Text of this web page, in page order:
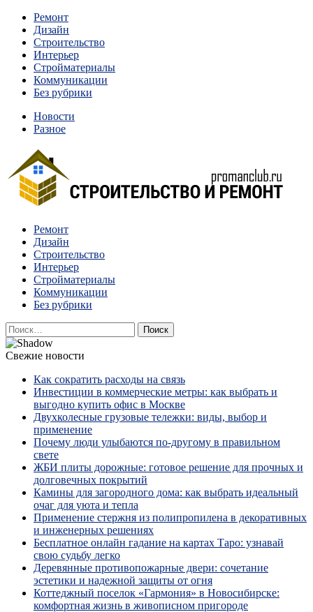
Перейти
содержимому
Ремонт
Дизайн
Строительство
Интерьер
Стройматериалы
Коммуникации
Без рубрики
Новости
Разное
Строительство и ремонт
Квартиры и дома, в которых живут разные люди, очень
отличаются между собой.
Ремонт
Дизайн
Строительство
Интерьер
Стройматериалы
Коммуникации
Без рубрики
Найти:
Свежие новости
Как сократить расходы на связь
Инвестиции в коммерческие метры: как выбрать и
выгодно купить офис в Москве
Двухколесные грузовые тележки: виды, выбор и
применение
Почему люди улыбаются по‑другому в правильном
свете
ЖБИ плиты дорожные: готовое решение для прочных и
долговечных покрытий
Камины для загородного дома: как выбрать идеальный
очаг для уюта и тепла
Применение стержня из полипропилена в декоративных
и инженерных решениях
Бесплатное онлайн гадание на картах Таро: узнавай
свою судьбу легко
Деревянные противопожарные двери: сочетание
эстетики и надежной защиты от огня
Коттеджный поселок «Гармония» в Новосибирске:
комфортная жизнь в живописном пригороде